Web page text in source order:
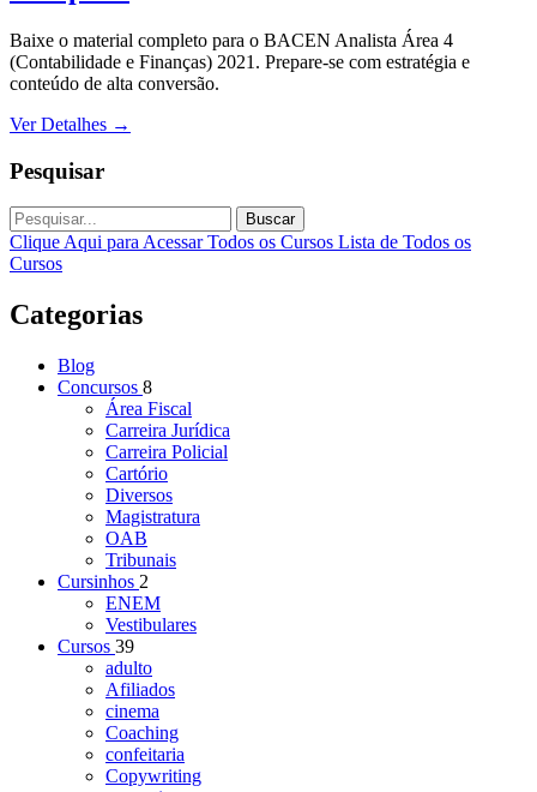
Baixe o material completo para o BACEN Analista Área 4
(Contabilidade e Finanças) 2021. Prepare-se com estratégia e
conteúdo de alta conversão.
Ver Detalhes →
Pesquisar
Buscar
Clique Aqui para Acessar Todos os Cursos Lista de Todos os
Cursos
Categorias
Blog
Concursos 8
Área Fiscal
Carreira Jurídica
Carreira Policial
Cartório
Diversos
Magistratura
OAB
Tribunais
Cursinhos 2
ENEM
Vestibulares
Cursos 39
adulto
Afiliados
cinema
Coaching
confeitaria
Copywriting